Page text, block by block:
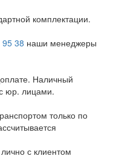
комплектации.
38 наши менеджеры
Наличный
юр. лицами.
только по
с клиентом